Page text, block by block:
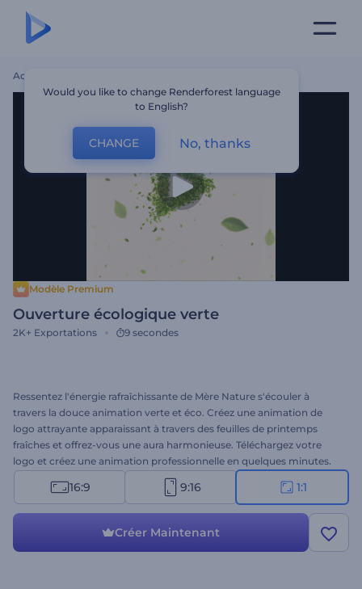
Accueil
Modèle Premium
Ouverture écologique verte
2K+ Exportations 9 secondes
Ressentez l'énergie rafraîchissante de Mère Nature s'écouler à
travers la douce animation verte et éco. Créez une animation de
logo attrayante apparaissant à travers des feuilles de printemps
fraîches et offrez-vous une aura harmonieuse. Téléchargez votre
logo et créez une animation professionnelle en quelques minutes.
Une solution idéale pour les ouvertures de présentations, intros de
chaînes YouTube, promotions d'entreprises, et bien plus encore. À
16:9 9:16 1:1
Créer Maintenant
Would you like to change Renderforest language
to English?
CHANGE No, thanks